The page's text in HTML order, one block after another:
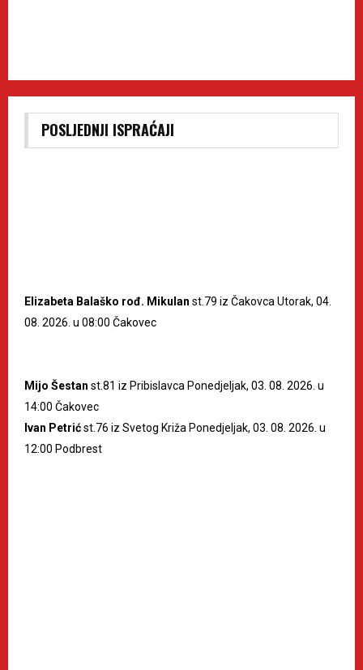
POSLJEDNJI ISPRAĆAJI
Elizabeta Balaško rođ. Mikulan st.79 iz Čakovca Utorak, 04.
08. 2026. u 08:00 Čakovec
Mijo Šestan st.81 iz Pribislavca Ponedjeljak, 03. 08. 2026. u
14:00 Čakovec
Ivan Petrićst.76 iz Svetog Križa Ponedjeljak, 03. 08. 2026. u
12:00 Podbrest